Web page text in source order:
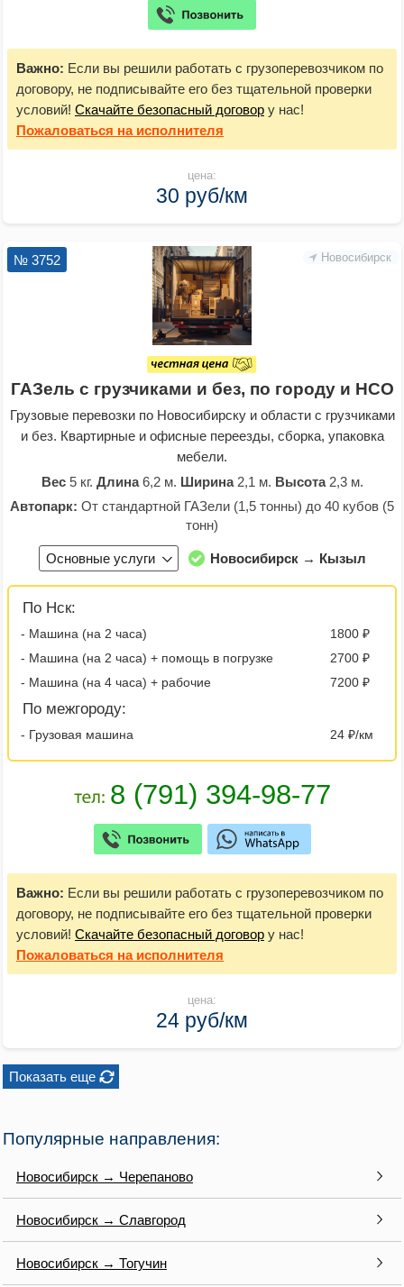
Важно: Если вы решили работать с грузоперевозчиком по
договору, не подписывайте его без тщательной проверки
условий! Скачайте безопасный договор у нас!
Пожаловаться на исполнителя
цена:
30 руб/км
Новосибирск
№ 3752
ГАЗель с грузчиками и без, по городу и НСО
Грузовые перевозки по Новосибирску и области с грузчиками
и без. Квартирные и офисные переезды, сборка, упаковка
мебели.
Вес5 кг. Длина6,2 м. Ширина2,1 м. Высота2,3 м.
Автопарк: От стандартной ГАЗели (1,5 тонны) до 40 кубов (5
тонн)
Основные услуги Новосибирск → Кызыл
По Нск:
- Машина (на 2 часа)
1800 ₽
- Машина (на 2 часа) + помощь в погрузке
2700 ₽
- Машина (на 4 часа) + рабочие
7200 ₽
По межгороду:
- Грузовая машина 24 ₽/км
Важно: Если вы решили работать с грузоперевозчиком по
договору, не подписывайте его без тщательной проверки
условий! Скачайте безопасный договор у нас!
Пожаловаться на исполнителя
цена:
24 руб/км
Показать еще
Популярные направления:
Новосибирск → Черепаново
Новосибирск → Славгород
Новосибирск → Тогучин